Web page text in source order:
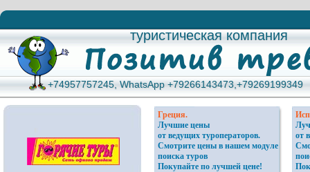
туристическая компания
туристическая компания
+74957757245, WhatsApp +79266143473,+79269199349
+74957757245, WhatsApp +79266143473,+79269199349
Греция.
Лучшие цены
от ведущих туроператоров.
Смотрите цены в нашем модуле
поиска туров
Покупайте по лучшей цене!
от